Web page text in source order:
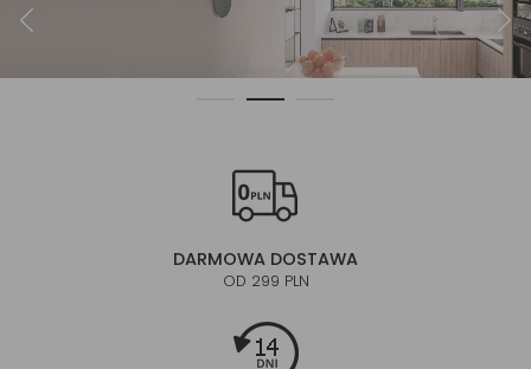
DARMOWA DOSTAWA
OD 299 PLN